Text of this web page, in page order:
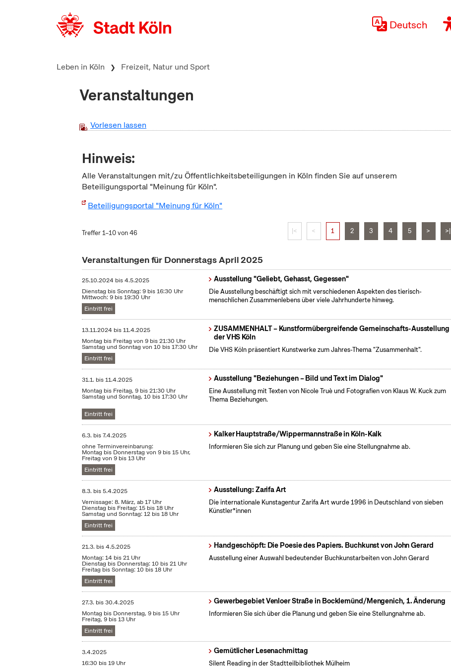
Deutsch
Leben in Köln Freizeit, Natur und Sport
Veranstaltungen
Vorlesen lassen
Hinweis:
Alle Veranstaltungen mit/zu Öffentlichkeitsbeteiligungen in Köln finden Sie auf unserem
Beteiligungsportal "Meinung für Köln".
Beteiligungsportal "Meinung für Köln"
Treffer 1–10 von 46 |< < 1 2 3 4 5 > >|
Veranstaltungen für Donnerstags April 2025
25.10.2024 bis4.5.2025
Dienstag bis Sonntag: 9 bis 16:30 Uhr
Mittwoch: 9 bis 19:30 Uhr
Eintritt frei
Ausstellung "Geliebt, Gehasst, Gegessen"
Die Ausstellung beschäftigt sich mit verschiedenen Aspekten des tierisch-
menschlichen Zusammenlebens über viele Jahrhunderte hinweg.
13.11.2024 bis11.4.2025
Montag bis Freitag von 9 bis 21:30 Uhr
Samstag und Sonntag von 10 bis 17:30 Uhr
Eintritt frei
ZUSAMMENHALT – Kunstformübergreifende Gemeinschafts-Ausstellung
der VHS Köln
Die VHS Köln präsentiert Kunstwerke zum Jahres-Thema "Zusammenhalt".
31.1. bis11.4.2025
Montag bis Freitag, 9 bis 21:30 Uhr
Samstag und Sonntag, 10 bis 17:30 Uhr
Eintritt frei
Ausstellung "Beziehungen – Bild und Text im Dialog"
Eine Ausstellung mit Texten von Nicole Truè und Fotografien von Klaus W. Kuck zum
Thema Beziehungen.
6.3. bis7.4.2025
ohne Terminvereinbarung:
Montag bis Donnerstag von 9 bis 15 Uhr,
Freitag von 9 bis 13 Uhr
Eintritt frei
Kalker Hauptstraße/Wippermannstraße in Köln-Kalk
Informieren Sie sich zur Planung und geben Sie eine Stellungnahme ab.
8.3. bis5.4.2025
Vernissage: 8. März, ab 17 Uhr
Dienstag bis Freitag: 15 bis 18 Uhr
Samstag und Sonntag: 12 bis 18 Uhr
Eintritt frei
Ausstellung: Zarifa Art
Die internationale Kunstagentur Zarifa Art wurde 1996 in Deutschland von sieben
Künstler*innen
21.3. bis4.5.2025
Montag: 14 bis 21 Uhr
Dienstag bis Donnerstag: 10 bis 21 Uhr
Freitag bis Sonntag: 10 bis 18 Uhr
Eintritt frei
Handgeschöpft: Die Poesie des Papiers. Buchkunst von John Gerard
Ausstellung einer Auswahl bedeutender Buchkunstarbeiten von John Gerard
27.3. bis30.4.2025
Montag bis Donnerstag, 9 bis 15 Uhr
Freitag, 9 bis 13 Uhr
Eintritt frei
Gewerbegebiet Venloer Straße in Bocklemünd/Mengenich, 1. Änderung
Informieren Sie sich über die Planung und geben Sie eine Stellungnahme ab.
3.4.2025
16:30 bis 19 Uhr
Gemütlicher Lesenachmittag
Silent Reading in der Stadtteilbibliothek Mülheim